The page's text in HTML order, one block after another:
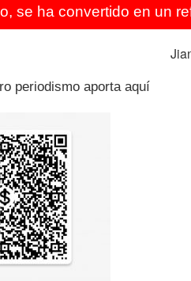
Artículo siguiente
Grande: Denuncian
armado a una mina
se ha convertido en un
periodismo aporta aquí